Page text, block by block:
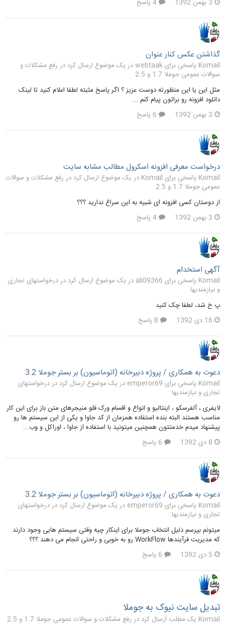
3 بهمن 1392
گذاشتن عکس کنار عنوان
Komail پاسخی برای webtaak در یک موضوع ارسال کرد در
رفع مشکلات و
سوالات عمومی جوملا 1.7 و 2.5
مثل این یا این منظورته دوست عزیز ؟ اگر پاسخ مثبته لطفا اعلام کنید تا لینک
دانلود افزونه رو براتون پیام کنم ...
3 بهمن 1392
درخواست معرفی افزونه اسکرول مطالب مشابه سایت
Komail پاسخی برای Komail در یک موضوع ارسال کرد در
رفع مشکلات و سوالات
عمومی جوملا 1.7 و 2.5
از دوستان کسی افزونه ای شبیه به این سراغ ندارید ؟؟؟
3 بهمن 1392
آگهی استخدام
Komail پاسخی برای ali09366 در یک موضوع ارسال کرد در
درخواستهای تجاری
و نیازمندیها
پ خ شد، لطفا چک کنید
16 دی 1392
دعوت به همکاری / پروژه دبیرخانه (اتوماسیون) بر بستر جوملا 3.2
Komail پاسخی برای emperor69 در یک موضوع ارسال کرد در
درخواستهای
تجاری و نیازمندیها
لایفری ، آلفرسکو ، اینتالیو و انواع و اقسام ورک فلو منیجرهای متن باز برای این کار
مناسب هستند البته بنده استفاده همزمان از کد جاوا و یکی از این سیستم ها رو
پیشنهاد میدم خدمتتون همچنین میتونید با استفاده از جاوا ، اوراکل و وب...
8 دی 1392
دعوت به همکاری / پروژه دبیرخانه (اتوماسیون) بر بستر جوملا 3.2
Komail پاسخی برای emperor69 در یک موضوع ارسال کرد در
درخواستهای
تجاری و نیازمندیها
میتونم بپرسم دلیل انتخاب جوملا برای اینکار چیه وقتی سیستم هایی وجود دارند
که مدیریت فرآیندها WorkFlow رو به خوبی و راحتی انجام می دهند ؟؟؟
5 دی 1392
تبدیل سایت نیوک به جوملا
Komail یک مطلب ارسال کرد در
رفع مشکلات و سوالات عمومی جوملا 1.7 و 2.5